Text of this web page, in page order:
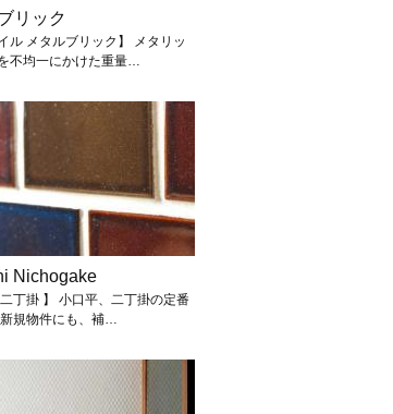
リック
ル メタルブリック】 メタリッ
不均一にかけた重量…
Nichogake
二丁掛 】 小口平、二丁掛の定番
規物件にも、補…